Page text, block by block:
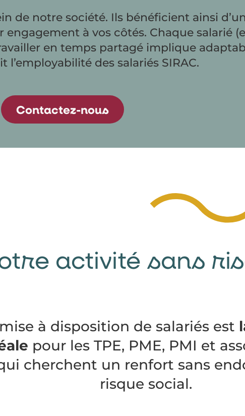
de notre société. Ils bénéficient ainsi
à vos côtés. Chaque salarié
en temps partagé implique
l’employabilité des salariés SIRAC.
Contactez-nous
activité sans
à disposition de salariés est
pour les TPE, PME, PMI et
cherchent un renfort sans
risque social.